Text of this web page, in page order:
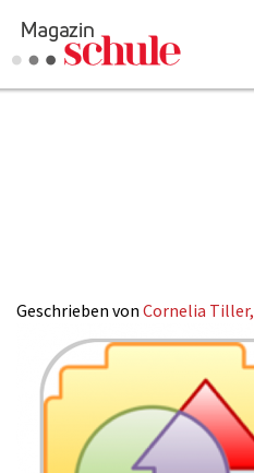
Impressum
Geschrieben von Cornelia Tiller,